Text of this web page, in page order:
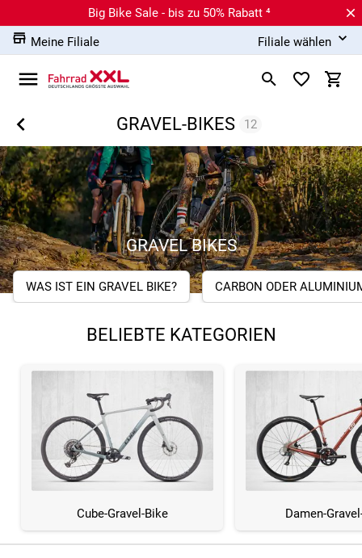
Big Bike Sale - bis zu 50% Rabatt ⁴
Meine Filiale
Filiale wählen
GRAVEL-BIKES 12
GRAVEL BIKES
WAS IST EIN GRAVEL BIKE? CARBON ODER
BELIEBTE KATEGORIEN
Cube-Gravel-Bike Damen-